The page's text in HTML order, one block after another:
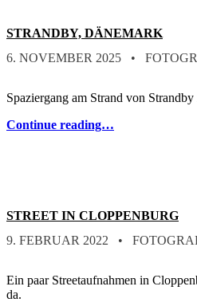
STRANDBY, DÄNEMARK
POSTED ON:
6. NOVEMBER 2025 STEFAN
CATEGORIZED IN:
Spaziergang am Strand von
Continue reading…
STREET IN CLOPPENBURG
POSTED ON:
9. FEBRUAR 2022 WRITTEN
STEFAN
CATEGORIZED IN:
Ein paar Streetaufnahmen in
da.